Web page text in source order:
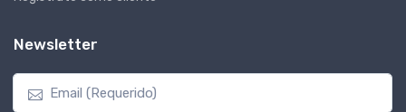
Newsletter